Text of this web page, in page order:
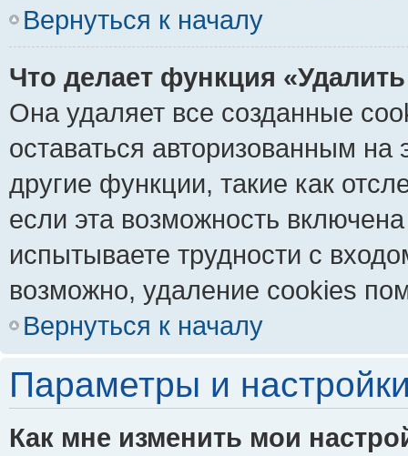
Вернуться к началу
Что делает функция
Она удаляет все созданные
оставаться авторизованным
другие функции, такие как
если эта возможность
испытываете трудности с
возможно, удаление cookies
Вернуться к началу
Параметры и
Как мне изменить мои